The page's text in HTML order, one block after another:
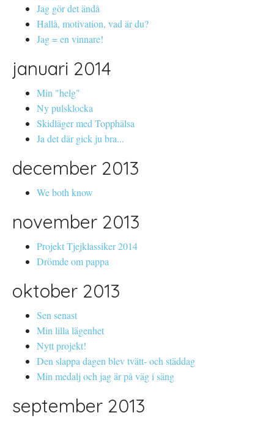
Jag gör det ändå
Hallå, motivation, vad är du?
Jag = en vinnare!
januari 2014
Min "helg"
Ny pulsklocka
Skidläger med Topphälsa
Ja det där gick ju bra...
december 2013
We both know
november 2013
Projekt Tjejklassiker 2014
Drömde om pappa
oktober 2013
Sen senast
Min lilla lägenhet
Nytt projekt!
Den slappa dagen blev tvätt- och städdag
Min medalj och jag är på väg i säng
september 2013